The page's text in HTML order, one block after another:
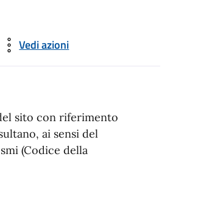
Vedi azioni
sito con riferimento
ai sensi del
(Codice della